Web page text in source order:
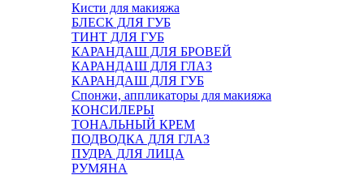
Кисти для макияжа
БЛЕСК ДЛЯ ГУБ
ТИНТ ДЛЯ ГУБ
КАРАНДАШ ДЛЯ БРОВЕЙ
КАРАНДАШ ДЛЯ ГЛАЗ
КАРАНДАШ ДЛЯ ГУБ
Спонжи, аппликаторы для макияжа
КОНСИЛЕРЫ
ТОНАЛЬНЫЙ КРЕМ
ПОДВОДКА ДЛЯ ГЛАЗ
ПУДРА ДЛЯ ЛИЦА
РУМЯНА